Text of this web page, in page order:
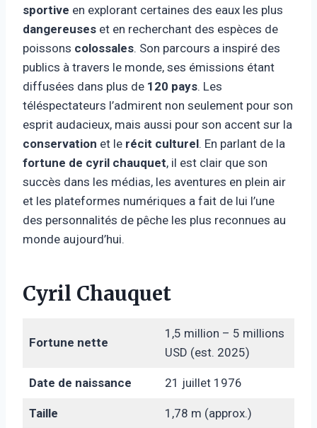
sportive en explorant certaines des eaux les plus
dangereuses et en recherchant des espèces de
poissons colossales. Son parcours a inspiré des
publics à travers le monde, ses émissions étant
diffusées dans plus de 120 pays. Les
téléspectateurs l’admirent non seulement pour son
esprit audacieux, mais aussi pour son accent sur la
conservation et le récit culturel. En parlant de la
fortune de cyril chauquet, il est clair que son
succès dans les médias, les aventures en plein air
et les plateformes numériques a fait de lui l’une
des personnalités de pêche les plus reconnues au
monde aujourd’hui.
Cyril Chauquet
Fortune nette
1,5 million – 5 millions
USD (est. 2025)
Date de naissance 21 juillet 1976
Taille 1,78 m (approx.)